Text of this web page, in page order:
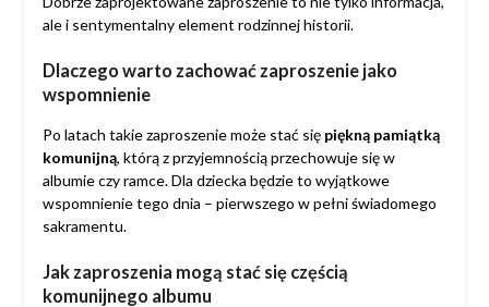
ale i sentymentalny element rodzinnej historii.
Dlaczego warto zachować zaproszenie jako
wspomnienie
Po latach takie zaproszenie może stać się piękną pamiątką
komunijną, którą z przyjemnością przechowuje się w
albumie czy ramce. Dla dziecka będzie to wyjątkowe
wspomnienie tego dnia – pierwszego w pełni świadomego
sakramentu.
Jak zaproszenia mogą stać się częścią
komunijnego albumu